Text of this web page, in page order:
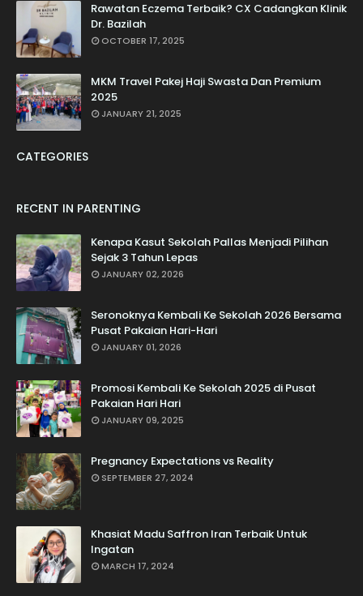
Rawatan Eczema Terbaik? CX Cadangkan Klinik
Dr. Bazilah
OCTOBER 17, 2025
MKM Travel Pakej Haji Swasta Dan Premium
2025
JANUARY 21, 2025
CATEGORIES
RECENT IN PARENTING
Kenapa Kasut Sekolah Pallas Menjadi Pilihan
Sejak 3 Tahun Lepas
JANUARY 02, 2026
Seronoknya Kembali Ke Sekolah 2026 Bersama
Pusat Pakaian Hari-Hari
JANUARY 01, 2026
Promosi Kembali Ke Sekolah 2025 di Pusat
Pakaian Hari Hari
JANUARY 09, 2025
Pregnancy Expectations vs Reality
SEPTEMBER 27, 2024
Khasiat Madu Saffron Iran Terbaik Untuk
Ingatan
MARCH 17, 2024